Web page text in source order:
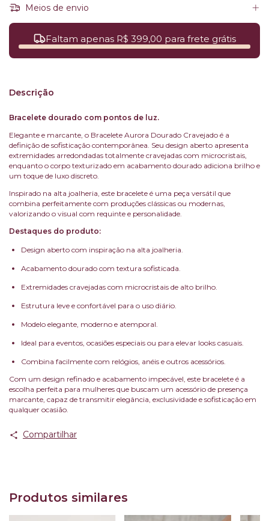
Meios de envio
Faltam apenas R$ 399,00 para frete grátis
Descrição
Bracelete dourado com pontos de luz.
Elegante e marcante, o Bracelete Aurora Dourado Cravejado é a
definição de sofisticação contemporânea. Seu design aberto apresenta
extremidades arredondadas totalmente cravejadas com microcristais,
enquanto o corpo texturizado em acabamento dourado adiciona brilho e
um toque de luxo discreto.
Inspirado na alta joalheria, este bracelete é uma peça versátil que
combina perfeitamente com produções clássicas ou modernas,
valorizando o visual com requinte e personalidade.
Destaques do produto:
Design aberto com inspiração na alta joalheria.
Acabamento dourado com textura sofisticada.
Extremidades cravejadas com microcristais de alto brilho.
Estrutura leve e confortável para o uso diário.
Modelo elegante, moderno e atemporal.
Ideal para eventos, ocasiões especiais ou para elevar looks casuais.
Combina facilmente com relógios, anéis e outros acessórios.
Com um design refinado e acabamento impecável, este bracelete é a
escolha perfeita para mulheres que buscam um acessório de presença
marcante, capaz de transmitir elegância, exclusividade e sofisticação em
qualquer ocasião.
Compartilhar
Produtos similares